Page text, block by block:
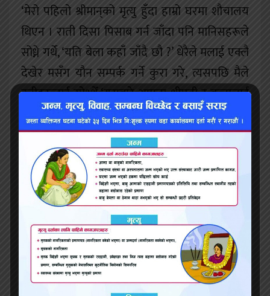
‘मेरो पहिलो श्रीमान्‌को मृत्यु हुँदा हाम्रो घरमा शौचालय
थिएन । राती दिसा पिसाब गर्न जाँदा पनि मानिसहरूले
सोध्ने गर्थे, ‘यति बेला कहाँ जाँदै छौ ?’ धेरैले मलाई एक्लै
देखेर मसँग यौन सम्पर्क गर्ने कुरा गरे, त्यसपछि मैले
उनीहरूलाई सोध्थेँ ‘यसबारे आफ्ना श्रीमती र बच्चालाई
कुरा गर्नुहुन्छ ?’ त्यसपछि उनीहरू भाग्ने गर्दथे ।’
‘मभन्दा उमेरदार महिलाहरुमा त फेरी बिहे गर्ने हिम्मत
नहोला तर म श्रीमान् गुमाएर एक्लै बसिरहेका
युवतीहरूलाई नयाँ आशा दिन्छु ।’
श्रीमान् बितिसकेका महिलाहरूलाई अपिल गर्दै सेल्भी
भन्छिन्, ‘मजस्ता श्रीमान् गुमाउनेहरूले साहसी निर्णय
लिनुपर्छ र पुनः घरबार बसाउनुपर्छ । मजस्ता धेरै महिला
आफ्नो साँचो भावना लुकाउँछन् र डरमा बाँच्छन् ।’